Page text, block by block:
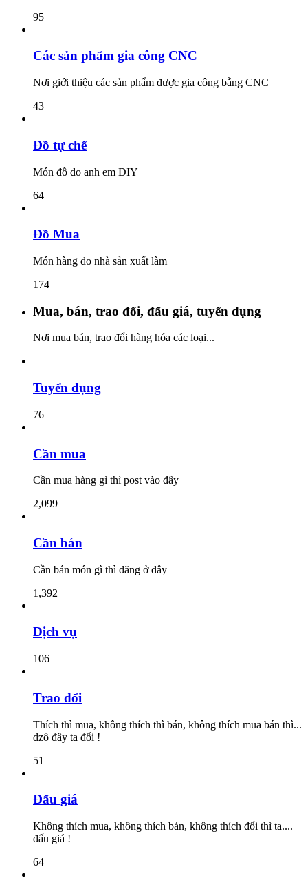
95
Các sản phẩm gia công CNC
Nơi giới thiệu các sản phẩm được gia công bằng CNC
43
Đồ tự chế
Món đồ do anh em DIY
64
Đồ Mua
Món hàng do nhà sản xuất làm
174
Mua, bán, trao đổi, đấu giá, tuyển dụng
Nơi mua bán, trao đổi hàng hóa các loại...
Tuyển dụng
76
Cần mua
Cần mua hàng gì thì post vào đây
2,099
Cần bán
Cần bán món gì thì đăng ở đây
1,392
Dịch vụ
106
Trao đổi
Thích thì mua, không thích thì bán, không thích mua bán thì...
dzô đây ta đổi !
51
Đấu giá
Không thích mua, không thích bán, không thích đổi thì ta....
đấu giá !
64